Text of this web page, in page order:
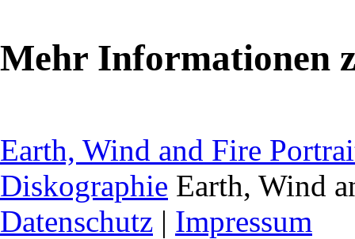
Mehr Informationen
Earth, Wind and Fire
Diskographie Earth, Wind
Datenschutz | Impressum